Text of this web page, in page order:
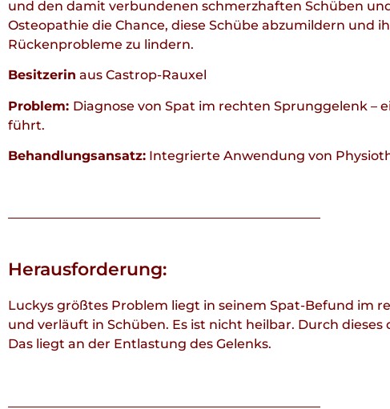
und den damit verbundenen schmerzhaften Schüben
Osteopathie die Chance, diese Schübe abzumildern
Rückenprobleme zu lindern.
Besitzerin aus Castrop-Rauxel
Problem: Diagnose von Spat im rechten Sprunggelenk –
führt.
Behandlungsansatz: Integrierte Anwendung von
Herausforderung:
Luckys größtes Problem liegt in seinem Spat-Befund im
und verläuft in Schüben. Es ist nicht heilbar. Durch
Das liegt an der Entlastung des Gelenks.